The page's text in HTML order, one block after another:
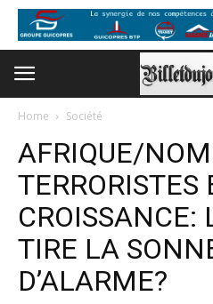
Home Société
AFRIQUE/
TERRORISTES
CROISSANCE:
TIRE LA
D’ALARME?